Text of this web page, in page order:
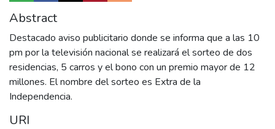
Abstract
Destacado aviso publicitario donde se informa que a las 10
pm por la televisión nacional se realizará el sorteo de dos
residencias, 5 carros y el bono con un premio mayor de 12
millones. El nombre del sorteo es Extra de la
Independencia.
URI